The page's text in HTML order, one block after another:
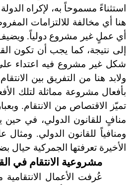
استثناءً مسموحاً به، لإكراه
هنا أي مخالفة للالتزامات
أي عملٍ غير مشروع دولياً.
إلى نتيجة، كما يجب أن تكون
شكل غير مشروع فيه اعتداء على
ولابد هنا من التفريق بين
بأفعال مشروعة مماثلة لتلك
تميّز الاقتصاص من الانتقام.
منافٍ للقانون الدولي، في حين
ومنافياً للقانون الدولي.
الأخيرة تعرفتها الجمركية حيال
مشروعية الانتقام في
عُرفت الأعمال